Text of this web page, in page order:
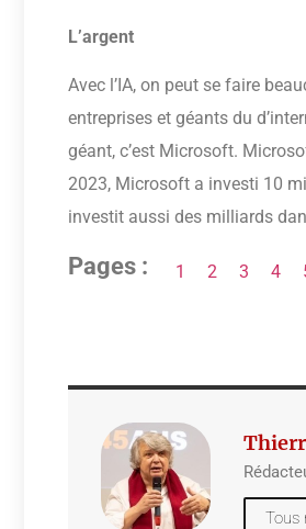
L’argent
Avec l’IA, on peut se faire
entreprises et géants du
géant, c’est Microsoft.
2023, Microsoft a investi 10
investit aussi des milliards
Pages : 1 2 3 4
Tous